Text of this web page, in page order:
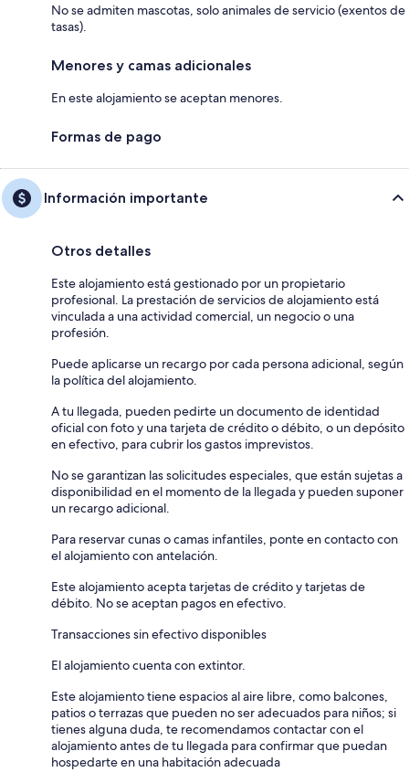
No se admiten mascotas, solo animales de servicio (exentos de
tasas).
Menores y camas adicionales
En este alojamiento se aceptan menores.
Formas de pago
Información importante
Otros detalles
Este alojamiento está gestionado por un propietario
profesional. La prestación de servicios de alojamiento está
vinculada a una actividad comercial, un negocio o una
profesión.
Puede aplicarse un recargo por cada persona adicional, según
la política del alojamiento.
A tu llegada, pueden pedirte un documento de identidad
oficial con foto y una tarjeta de crédito o débito, o un depósito
en efectivo, para cubrir los gastos imprevistos.
No se garantizan las solicitudes especiales, que están sujetas a
disponibilidad en el momento de la llegada y pueden suponer
un recargo adicional.
Para reservar cunas o camas infantiles, ponte en contacto con
el alojamiento con antelación.
Este alojamiento acepta tarjetas de crédito y tarjetas de
débito. No se aceptan pagos en efectivo.
Transacciones sin efectivo disponibles
El alojamiento cuenta con extintor.
Este alojamiento tiene espacios al aire libre, como balcones,
patios o terrazas que pueden no ser adecuados para niños; si
tienes alguna duda, te recomendamos contactar con el
alojamiento antes de tu llegada para confirmar que puedan
hospedarte en una habitación adecuada